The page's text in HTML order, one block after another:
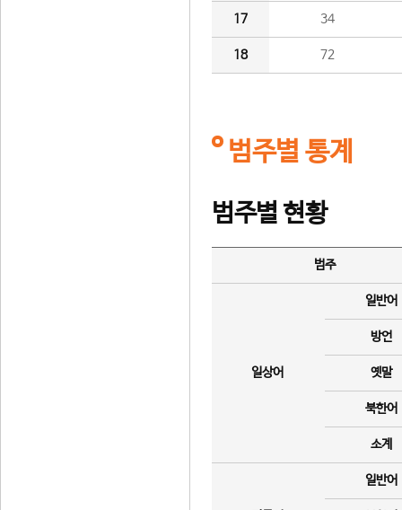
17 34
18 72
범주별 통계
범주별 현황
범주
일상어
일반어
방언
옛말
북한어
소계
일반어